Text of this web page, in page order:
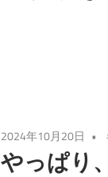
2024年10月20日
やっぱり